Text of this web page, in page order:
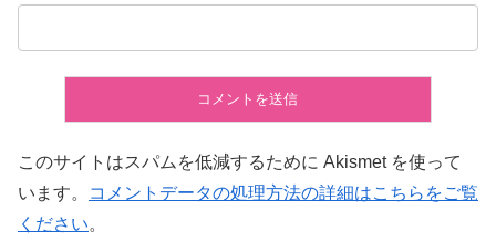
このサイトはスパムを低減するために Akismet を使って
います。
コメントデータの処理方法の詳細はこちらをご覧
ください。